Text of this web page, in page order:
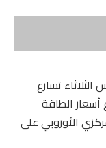
تسارع
أسعار الطاقة
الأوروبي على